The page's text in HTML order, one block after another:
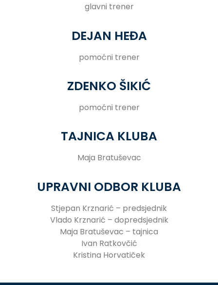
glavni trener
DEJAN HEĐA
pomoćni trener
ZDENKO ŠIKIĆ
pomoćni trener
TAJNICA KLUBA
Maja Bratuševac
UPRAVNI ODBOR KLUBA
Stjepan Krznarić – predsjednik
Vlado Krznarić – dopredsjednik
Maja Bratuševac – tajnica
Ivan Ratkovčić
Kristina Horvatiček